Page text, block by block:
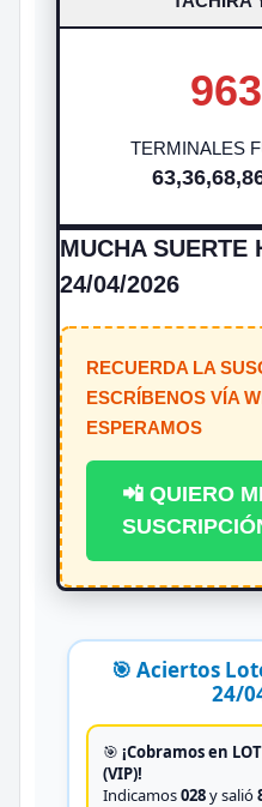
TERMINALES
MUCHA SUERTE
24/04/2026
RECUERDA LA
ESCRÍBENOS VÍA
ESPERAMOS
📲 QUIERO MI
🎯 Aciertos
24/
🎯 ¡Cobramos en
(VIP)!
Indicamos028y salió